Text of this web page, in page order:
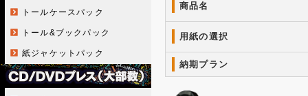
トールケースパック
トール&ブックパック
紙ジャケットパック
商品名
用紙の選択
納期プラン